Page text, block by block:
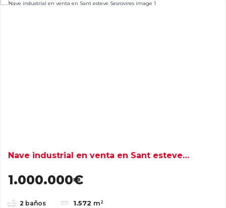
Nave industrial en venta en Sant esteve
1.000.000€
2 baños 1.572 m²